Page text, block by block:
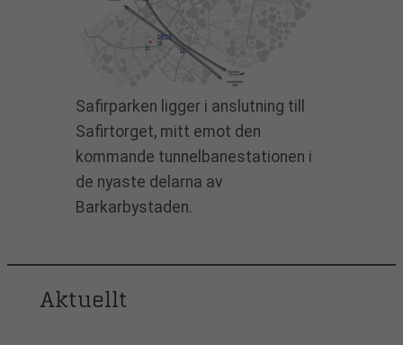
Safirparken ligger i anslutning till
Safirtorget, mitt emot den
kommande tunnelbanestationen i
de nyaste delarna av
Barkarbystaden.
Aktuellt